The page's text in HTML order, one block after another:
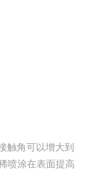
触角可以增大到
喷涂在表面提高